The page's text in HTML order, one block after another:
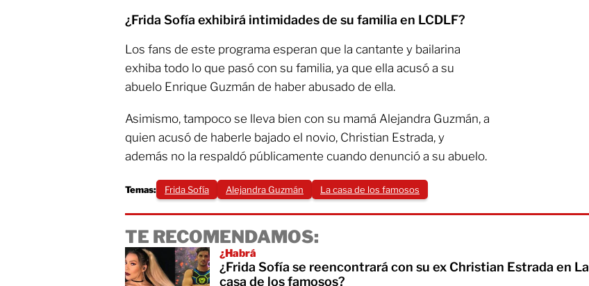
¿Frida Sofía exhibirá intimidades de su familia en LCDLF?
Los fans de este programa esperan que la cantante y bailarina
exhiba todo lo que pasó con su familia, ya que ella acusó a su
abuelo Enrique Guzmán de haber abusado de ella.
Asimismo, tampoco se lleva bien con su mamá Alejandra Guzmán, a
quien acusó de haberle bajado el novio, Christian Estrada, y
además no la respaldó públicamente cuando denunció a su abuelo.
Temas: Frida Sofía Alejandra Guzmán La casa de los famosos
TE RECOMENDAMOS:
¿Habrá
¿Frida Sofía se reencontrará con su ex Christian Estrada en La
casa de los famosos?